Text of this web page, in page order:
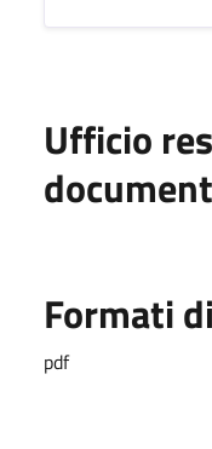
Ufficio
Formati
pdf